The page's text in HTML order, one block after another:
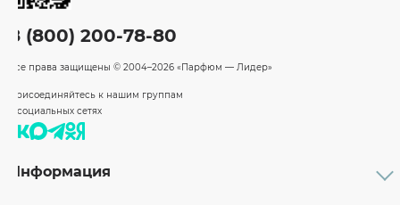
8 (800) 200-78-80
Все права защищены © 2004–2026 «Парфюм — Лидер»
Присоединяйтесь к нашим группам
в социальных сетях
Информация